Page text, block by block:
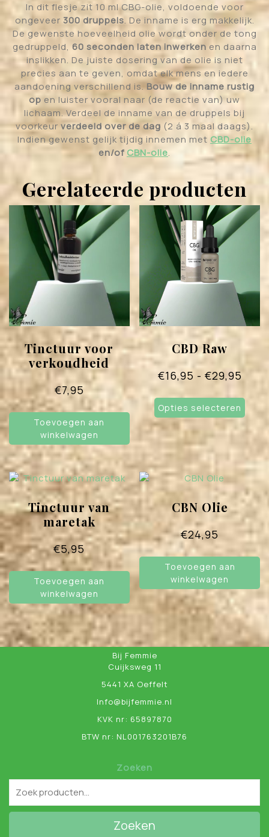
In dit flesje zit 10 ml CBG-olie, voldoende voor
ongeveer 300 druppels. De inname is erg makkelijk.
De gewenste hoeveelheid olie wordt onder de tong
gedruppeld, 60 seconden laten inwerken en daarna
inslikken. De juiste dosering van de olie is niet
precies aan te geven, omdat elk mens en iedere
aandoening verschillend is. Bouw de inname rustig
op en luister vooral naar (de reactie van) uw
lichaam. Verdeel de inname van de druppels bij
voorkeur verdeeld over de dag (2 á 3 maal daags).
Indien gewenst gelijk tijdig innemen met CBD-olie
en/of CBN-olie.
Gerelateerde producten
Tinctuur voor
verkoudheid
€7,95
Toevoegen aan
winkelwagen
CBD Raw
€16,95 - €29,95
tot
Opties selecteren
Deze
kan
op
de
Tinctuur van
maretak
€5,95
Toevoegen aan
winkelwagen
CBN Olie
€24,95
Toevoegen aan
winkelwagen
Bij Femmie
Cuijksweg 11
5441 XA Oeffelt
Info@bijfemmie.nl
KVK nr: 65897870
BTW nr: NL001763201B76
Zoeken
Zoeken